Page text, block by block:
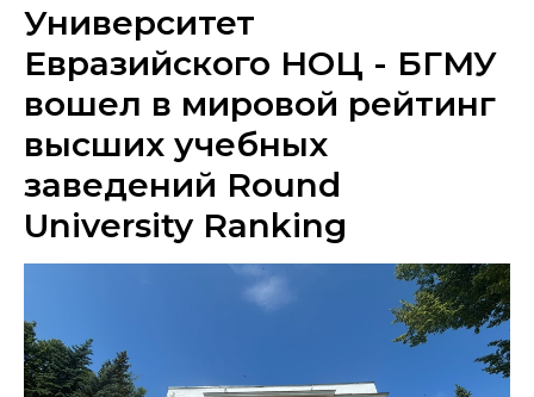
Университет
Евразийского НОЦ - БГМУ
вошел в мировой рейтинг
высших учебных
заведений Round
University Ranking